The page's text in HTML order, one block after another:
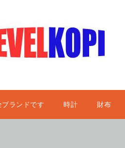
ブランドです 時計 財布